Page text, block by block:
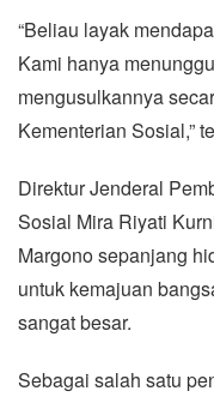
“Beliau layak
Kami hanya
mengusulkannya
Kementerian Sosial,”
Direktur Jenderal
Sosial Mira Riyati
Margono sepanjang
untuk kemajuan
sangat besar.
Sebagai salah satu